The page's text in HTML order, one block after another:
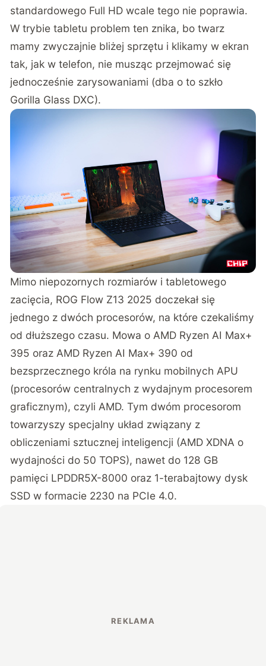
standardowego Full HD wcale tego nie poprawia.
W trybie tabletu problem ten znika, bo twarz
mamy zwyczajnie bliżej sprzętu i klikamy w ekran
tak, jak w telefon, nie musząc przejmować się
jednocześnie zarysowaniami (dba o to szkło
Gorilla Glass DXC).
Mimo niepozornych rozmiarów i tabletowego
zacięcia, ROG Flow Z13 2025 doczekał się
jednego z dwóch procesorów, na które czekaliśmy
od dłuższego czasu. Mowa o AMD Ryzen AI Max+
395 oraz AMD Ryzen AI Max+ 390 od
bezsprzecznego króla na rynku mobilnych APU
(procesorów centralnych z wydajnym procesorem
graficznym), czyli AMD. Tym dwóm procesorom
towarzyszy specjalny układ związany z
obliczeniami sztucznej inteligencji (AMD XDNA o
wydajności do 50 TOPS), nawet do 128 GB
pamięci LPDDR5X-8000 oraz 1-terabajtowy dysk
SSD w formacie 2230 na PCIe 4.0.